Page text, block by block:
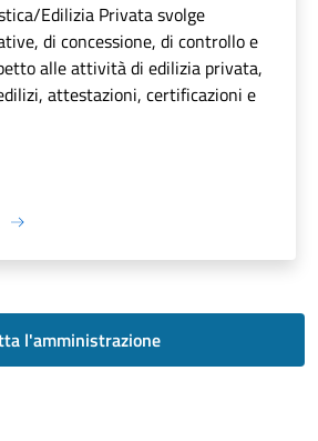
Edilizia Privata svolge
di concessione, di controllo e
alle attività di edilizia privata,
attestazioni, certificazioni e
l'amministrazione